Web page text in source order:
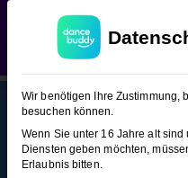
WEDDING SEASON
Salsa (Figuren-
Salsa
(Figuren-
Snacks
3)
17
This content is
Wir benötigen Ihre Zustimmung,
besuchen können.
Wenn Sie unter 16 Jahre alt
Diensten geben möchten,
Erlaubnis bitten.